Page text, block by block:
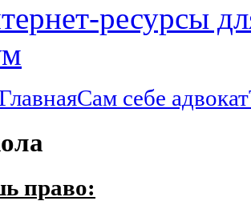
ресурсы
Сам себе адвокат
право: